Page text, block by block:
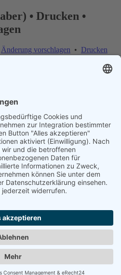
• Drucken •
Änderung vorschlagen • Drucken
Informationen fehlerhaft oder
ist falsch
falsch
oder Anschrift ist falsch
Kontakt / Impressum
Einstellungen